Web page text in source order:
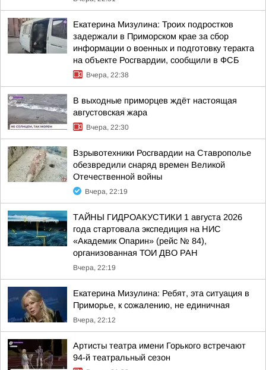
Екатерина Мизулина: Троих подростков
задержали в Приморском крае за сбор
информации о военных и подготовку теракта
на объекте Росгвардии, сообщили в ФСБ
Вчера, 22:38
В выходные приморцев ждёт настоящая
августовская жара
Вчера, 22:30
Взрывотехники Росгвардии на Ставрополье
обезвредили снаряд времен Великой
Отечественной войны
Вчера, 22:19
ТАЙНЫ ГИДРОАКУСТИКИ 1 августа 2026
года стартовала экспедиция на НИС
«Академик Опарин» (рейс № 84),
организованная ТОИ ДВО РАН
Вчера, 22:19
Екатерина Мизулина: Ребят, эта ситуация в
Приморье, к сожалению, не единичная
Вчера, 22:12
Артисты театра имени Горького встречают
94-й театральный сезон